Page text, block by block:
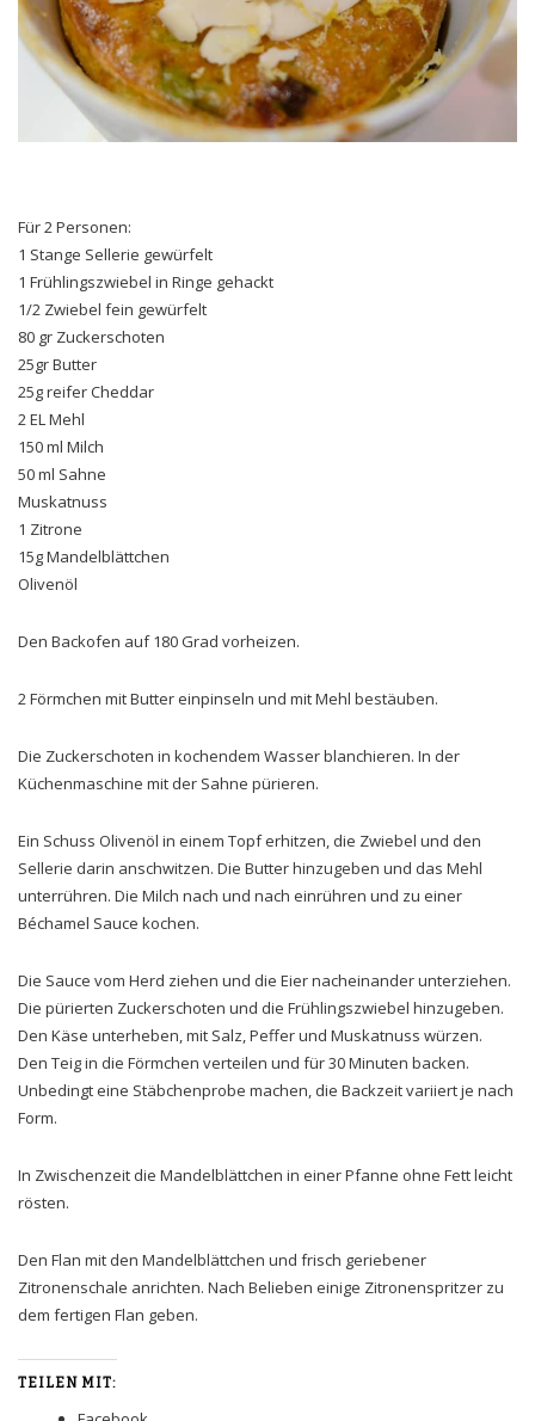
Für 2 Personen:
1 Stange Sellerie gewürfelt
1 Frühlingszwiebel in Ringe gehackt
1/2 Zwiebel fein gewürfelt
80 gr Zuckerschoten
25gr Butter
25g reifer Cheddar
2 EL Mehl
150 ml Milch
50 ml Sahne
Muskatnuss
1 Zitrone
15g Mandelblättchen
Olivenöl
Den Backofen auf 180 Grad vorheizen.
2 Förmchen mit Butter einpinseln und mit Mehl bestäuben.
Die Zuckerschoten in kochendem Wasser blanchieren. In der
Küchenmaschine mit der Sahne pürieren.
Ein Schuss Olivenöl in einem Topf erhitzen, die Zwiebel und den
Sellerie darin anschwitzen. Die Butter hinzugeben und das Mehl
unterrühren. Die Milch nach und nach einrühren und zu einer
Béchamel Sauce kochen.
Die Sauce vom Herd ziehen und die Eier nacheinander unterziehen.
Die pürierten Zuckerschoten und die Frühlingszwiebel hinzugeben.
Den Käse unterheben, mit Salz, Peffer und Muskatnuss würzen.
Den Teig in die Förmchen verteilen und für 30 Minuten backen.
Unbedingt eine Stäbchenprobe machen, die Backzeit variiert je nach
Form.
In Zwischenzeit die Mandelblättchen in einer Pfanne ohne Fett leicht
rösten.
Den Flan mit den Mandelblättchen und frisch geriebener
Zitronenschale anrichten. Nach Belieben einige Zitronenspritzer zu
dem fertigen Flan geben.
TEILEN MIT: